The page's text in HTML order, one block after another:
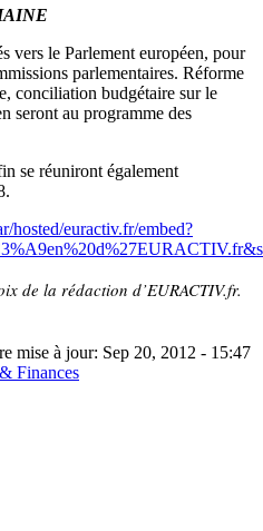
vers le Parlement européen, pour
parlementaires. Réforme
conciliation budgétaire sur le
seront au programme des
se réuniront également
hosted/euractiv.fr/embed?
de la rédaction d’EURACTIV.fr.
mise à jour: Sep 20, 2012 - 15:47
Finances